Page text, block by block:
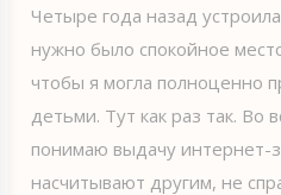
Четыре года назад
нужно было спокойное
чтобы я могла полноценно
детьми. Тут как раз так. Во
понимаю выдачу интернет-
насчитывают другим, не